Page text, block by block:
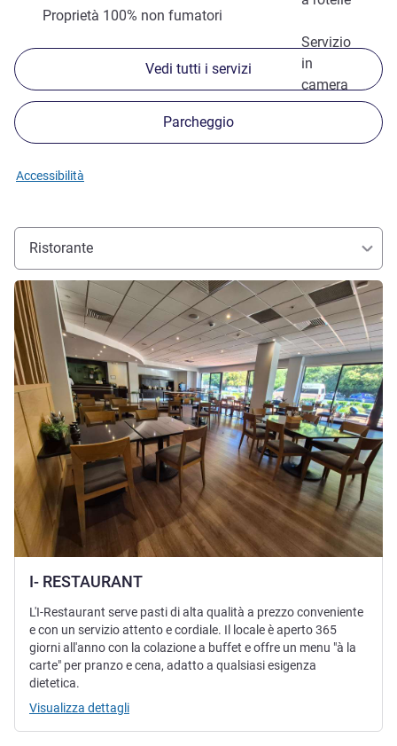
Proprietà 100% non fumatori
Servizio
in
camera
Vedi tutti i servizi
Parcheggio
Accessibilità
Ristorante
I- RESTAURANT
Visualizza dettagli
L'I-Restaurant serve pasti di alta qualità a prezzo conveniente
e con un servizio attento e cordiale. Il locale è aperto 365
giorni all'anno con la colazione a buffet e offre un menu "à la
carte" per pranzo e cena, adatto a qualsiasi esigenza
dietetica.
Visualizza dettagli